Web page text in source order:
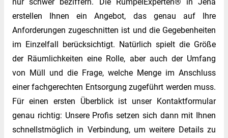
erstellen Ihnen ein Angebot, das genau auf Ihre
Anforderungen zugeschnitten ist und die Gegebenheiten
im Einzelfall berücksichtigt. Natürlich spielt die Größe
der Räumlichkeiten eine Rolle, aber auch der Umfang
von Müll und die Frage, welche Menge im Anschluss
einer fachgerechten Entsorgung zugeführt werden muss.
Für einen ersten Überblick ist unser Kontaktformular
genau richtig: Unsere Profis setzen sich dann mit Ihnen
schnellstmöglich in Verbindung, um weitere Details zu